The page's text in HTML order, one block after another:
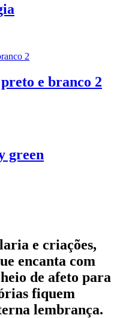
e branco 2
green
e criações,
encanta com
de afeto para
fiquem
lembrança.